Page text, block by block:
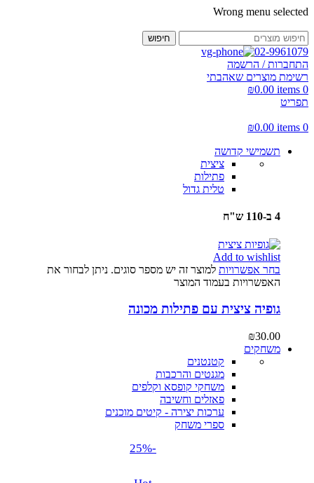
Wrong menu selected
חיפוש
02-9961079
התחברות / הרשמה
רשימת מוצרים שאהבתי
0
items
₪0.00
תפריט
0
items
₪0.00
תשמישי קדושה
ציצית
פתילות
טלית גדול
4 ב-110 ש"ח
Add to wishlist
בחר אפשרויות למוצר זה יש מספר סוגים. ניתן לבחור את
האפשרויות בעמוד המוצר
גופיה ציצית עם פתילות מכונה
₪30.00
משחקים
קטנטנים
מגנטים והרכבות
משחקי קופסא וקלפים
פאזלים וחשיבה
ערכות יצירה - קיטים מוכנים
ספרי משחק
-25%